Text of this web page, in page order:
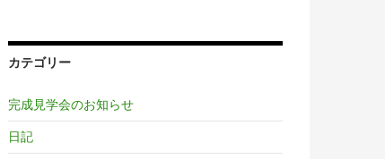
カテゴリー
完成見学会のお知らせ
日記